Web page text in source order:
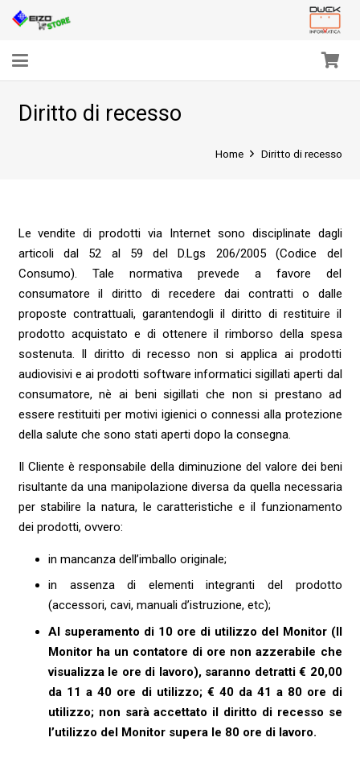
Diritto di recesso
Home Diritto di recesso
Le vendite di prodotti via Internet sono disciplinate dagli
articoli dal 52 al 59 del D.Lgs 206/2005 (Codice del
Consumo). Tale normativa prevede a favore del
consumatore il diritto di recedere dai contratti o dalle
proposte contrattuali, garantendogli il diritto di restituire il
prodotto acquistato e di ottenere il rimborso della spesa
sostenuta. Il diritto di recesso non si applica ai prodotti
audiovisivi e ai prodotti software informatici sigillati aperti dal
consumatore, nè ai beni sigillati che non si prestano ad
essere restituiti per motivi igienici o connessi alla protezione
della salute che sono stati aperti dopo la consegna.
Il Cliente è responsabile della diminuzione del valore dei beni
risultante da una manipolazione diversa da quella necessaria
per stabilire la natura, le caratteristiche e il funzionamento
dei prodotti, ovvero:
in mancanza dell’imballo originale;
in assenza di elementi integranti del prodotto
(accessori, cavi, manuali d’istruzione, etc);
Al superamento di 10 ore di utilizzo del Monitor (Il
Monitor ha un contatore di ore non azzerabile che
visualizza le ore di lavoro), saranno detratti € 20,00
da 11 a 40 ore di utilizzo; € 40 da 41 a 80 ore di
utilizzo; non sarà accettato il diritto di recesso se
l’utilizzo del Monitor supera le 80 ore di lavoro.